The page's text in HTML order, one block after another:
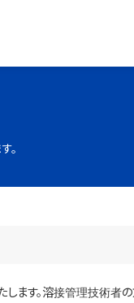
。
ます。溶接管理技術者